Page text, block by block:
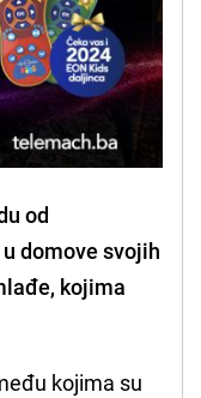
od
domove svojih
kojima
kojima su